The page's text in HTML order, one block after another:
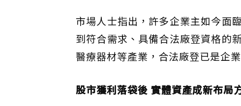
市場人士指出，許多企業主如今面
到符合需求、具備合法廠登資格的
醫療器材等產業，合法廠登已是企
股市獲利落袋後 實體資產成新布局